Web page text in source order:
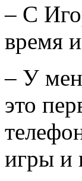
– С
время
– У
это
игры и